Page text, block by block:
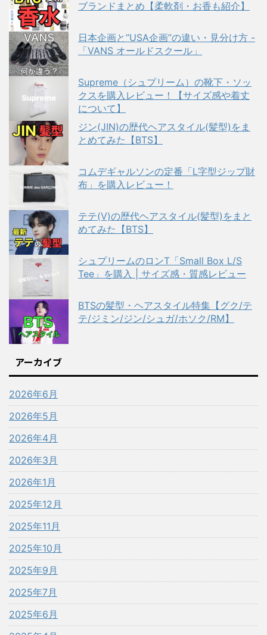
ブランドまとめ【柔軟剤・お香も紹介】
日本企画と”USA企画”の違い・見分け方 -
「VANS オールドスクール」
Supreme（シュプリーム）の靴下・ソッ
クスを購入レビュー！【サイズ感や着丈
について】
ジン(JIN)の歴代ヘアスタイル(髪型)をま
とめてみた【BTS】
コムデギャルソンの定番「L字型ジップ財
布」を購入レビュー！
テテ(V)の歴代ヘアスタイル(髪型)をまと
めてみた【BTS】
シュプリームのロンT「Small Box L/S
Tee」を購入 | サイズ感・質感レビュー
BTSの髪型・ヘアスタイル特集【グク/テ
テ/ジミン/ジン/シュガ/ホソク/RM】
アーカイブ
2026年6月
2026年5月
2026年4月
2026年3月
2026年1月
2025年12月
2025年11月
2025年10月
2025年9月
2025年7月
2025年6月